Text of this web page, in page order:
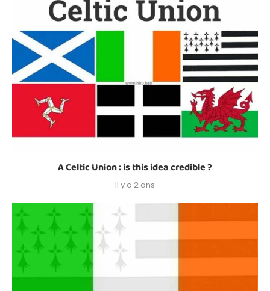
A Celtic Union : is this idea credible ?
Il y a 2 ans